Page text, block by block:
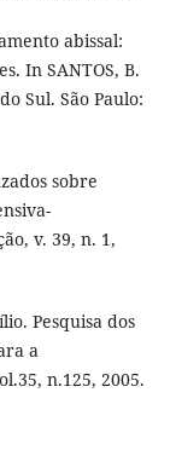
abissal:
In SANTOS, B.
Sul. São Paulo:
sobre
v. 39, n. 1,
Pesquisa dos
a
n.125, 2005.